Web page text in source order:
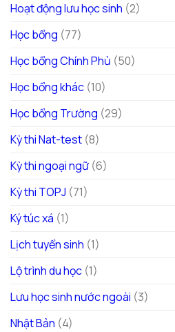
Hoạt động lưu học sinh (2)
Học bổng (77)
Học bổng Chính Phủ (50)
Học bổng khác (10)
Học bổng Trường (29)
Kỳ thi Nat-test (8)
Kỳ thi ngoại ngữ (6)
Kỳ thi TOPJ (71)
Ký túc xá (1)
Lịch tuyển sinh (1)
Lộ trình du học (1)
Lưu học sinh nước ngoài (3)
Nhật Bản (4)